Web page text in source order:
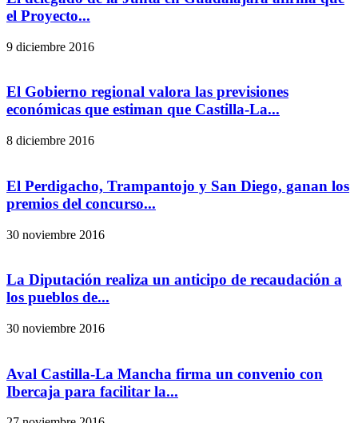
el Proyecto...
9 diciembre 2016
El Gobierno regional valora las previsiones
económicas que estiman que Castilla-La...
8 diciembre 2016
El Perdigacho, Trampantojo y San Diego, ganan los
premios del concurso...
30 noviembre 2016
La Diputación realiza un anticipo de recaudación a
los pueblos de...
30 noviembre 2016
Aval Castilla-La Mancha firma un convenio con
Ibercaja para facilitar la...